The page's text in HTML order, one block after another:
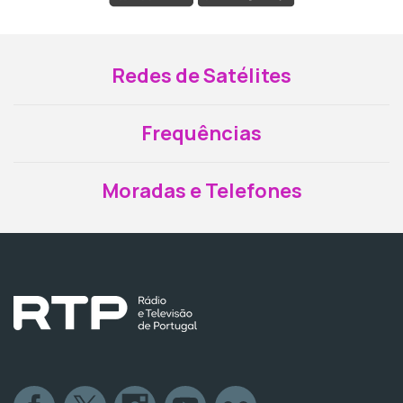
Redes de Satélites
Frequências
Moradas e Telefones